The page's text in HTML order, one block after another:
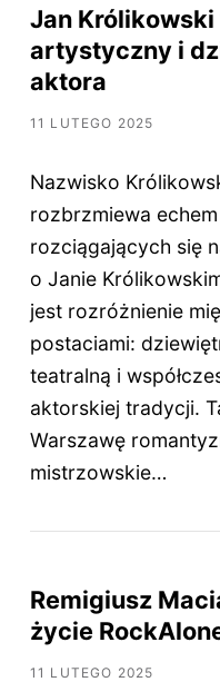
Jan
artystyczny i
aktora
11 LUTEGO 2025
Nazwisko
rozbrzmiewa
rozciągających się
o Janie
jest rozróżnienie
postaciami:
teatralną i
aktorskiej tradycji.
Warszawę
mistrzowskie…
Remigiusz
życie
11 LUTEGO 2025